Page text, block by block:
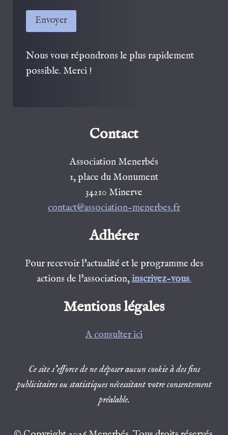
Veuillez laisser ce champ vide.
Nous vous répondrons le plus rapidement
possible. Merci !
Contact
Association Menerbés
1, place du Monument
34210 Minerve
contact@association-menerbes.fr
Adhérer
Pour recevoir l'actualité et le programme des
actions de l'association,inscrivez-vous.
Mentions légales
A consulter ici
Ce site s’efforce de ne déposer aucun cookie à des fins
publicitaires ou statistiques nécessitant votre consentement
préalable.